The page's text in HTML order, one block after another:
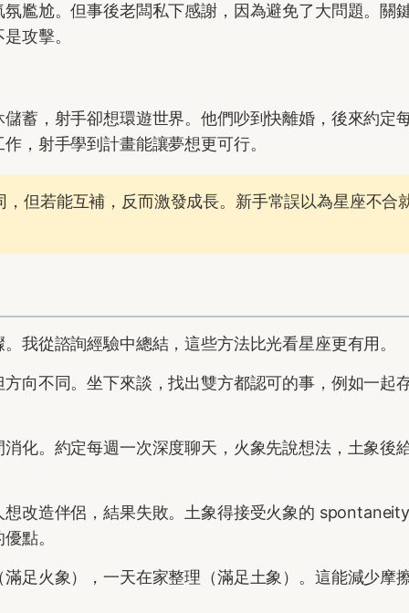
尷尬。但事後老闆私下感謝，因為避免了大問題。關
攻擊。
蓄，射手卻想環遊世界。他們吵到快離婚，後來約定
，射手學到計畫能讓夢想更可行。
但若能互補，反而激發成長。新手常誤以為星座不合
我從諮詢經驗中總結，這些方法比光看星座更有用。
向不同。坐下來談，找出雙方都認可的事，例如一起
化。約定每週一次深度聊天，火象先說想法，土象後
想改造伴侶，結果失敗。土象得接受火象的
點。
足火象），一天在家整理（滿足土象）。這能減少摩